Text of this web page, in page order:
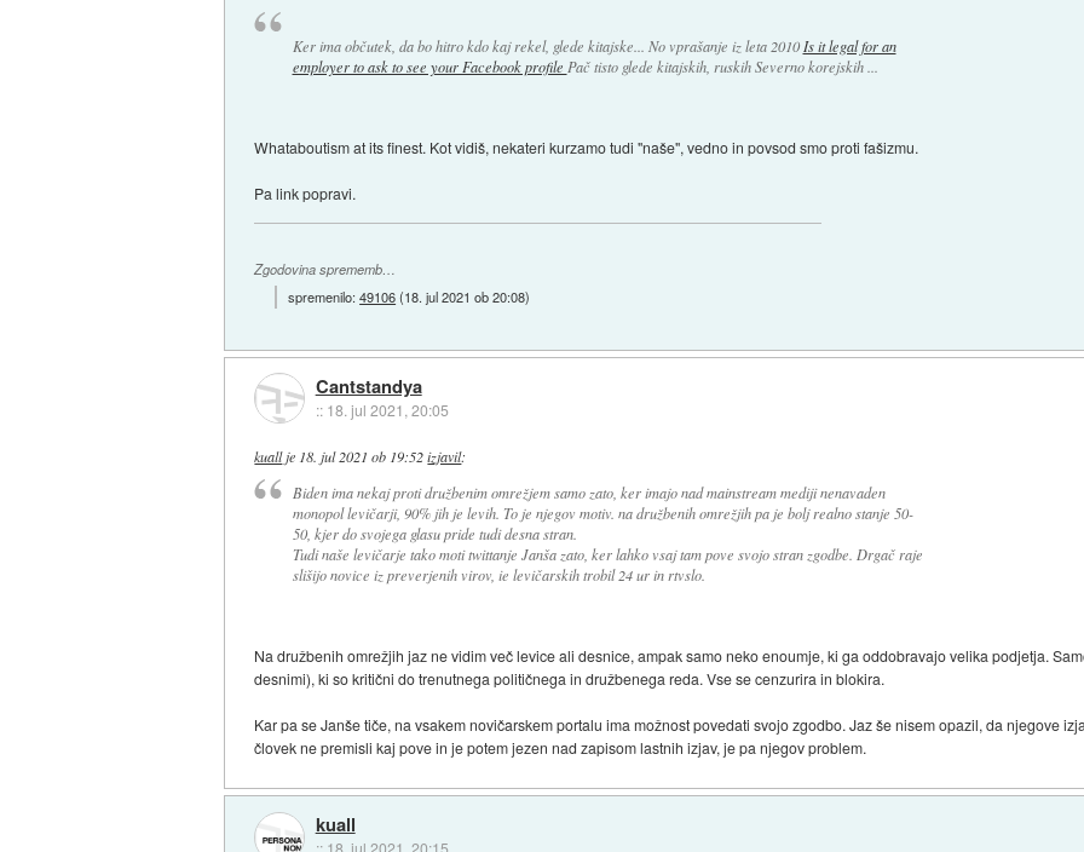
Ker ima občutek, da bo hitro kdo kaj rekel, glede kitajske... No vprašanje iz leta 2010 Is it legal for an
employer to ask to see your Facebook profile Pač tisto glede kitajskih, ruskih Severno korejskih ...
Whataboutism at its finest. Kot vidiš, nekateri kurzamo tudi "naše", vedno in povsod smo proti fašizmu.
Pa link popravi.
Zgodovina sprememb…
spremenilo:49106(18. jul 2021 ob 20:08)
Cantstandya
:: 18. jul 2021, 20:05
kuallje 18. jul 2021 ob 19:52 izjavil:
Biden ima nekaj proti družbenim omrežjem samo zato, ker imajo nad mainstream mediji nenavaden
monopol levičarji, 90% jih je levih. To je njegov motiv. na družbenih omrežjih pa je bolj realno stanje 50-
50, kjer do svojega glasu pride tudi desna stran.
Tudi naše levičarje tako moti twittanje Janša zato, ker lahko vsaj tam pove svojo stran zgodbe. Drgač raje
slišijo novice iz preverjenih virov, ie levičarskih trobil 24 ur in rtvslo.
Na družbenih omrežjih jaz ne vidim več levice ali desnice, ampak samo neko enoumje, ki ga oddobravajo velika podjetja.
desnimi), ki so kritični do trenutnega političnega in družbenega reda. Vse se cenzurira in blokira.
Kar pa se Janše tiče, na vsakem novičarskem portalu ima možnost povedati svojo zgodbo. Jaz še nisem opazil, da njegove
človek ne premisli kaj pove in je potem jezen nad zapisom lastnih izjav, je pa njegov problem.
kuall